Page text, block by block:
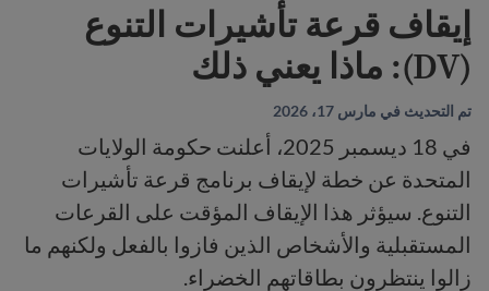
إيقاف قرعة تأشيرات التنوع
(DV): ماذا يعني ذلك
تم التحديث في مارس 17، 2026
في 18 ديسمبر 2025، أعلنت حكومة الولايات
المتحدة عن خطة لإيقاف برنامج قرعة تأشيرات
التنوع. سيؤثر هذا الإيقاف المؤقت على القرعات
المستقبلية والأشخاص الذين فازوا بالفعل ولكنهم ما
زالوا ينتظرون بطاقاتهم الخضراء.